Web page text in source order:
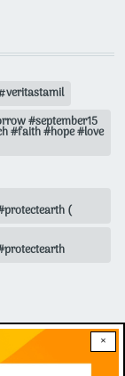
×
veritastamil
#september15
#faith #hope #love
(